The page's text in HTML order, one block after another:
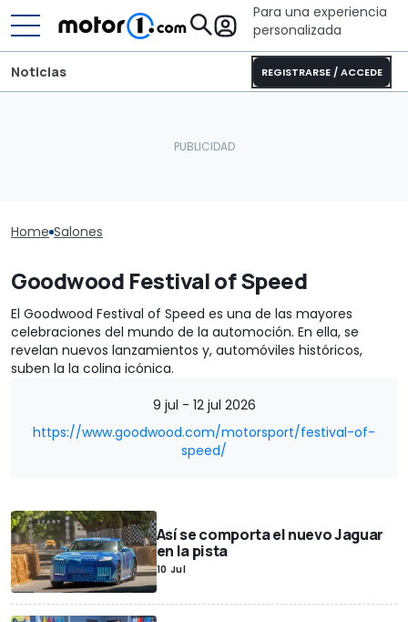
Para una experiencia
personalizada
REGISTRARSE / ACCEDE
Noticias
Home Salones
Goodwood Festival of Speed
El Goodwood Festival of Speed es una de las mayores
celebraciones del mundo de la automoción. En ella, se
revelan nuevos lanzamientos y, automóviles históricos,
suben la la colina icónica.
9 jul - 12 jul 2026
https://www.goodwood.com/motorsport/festival-of-
speed/
Así se comporta el nuevo Jaguar
en la pista
10 Jul